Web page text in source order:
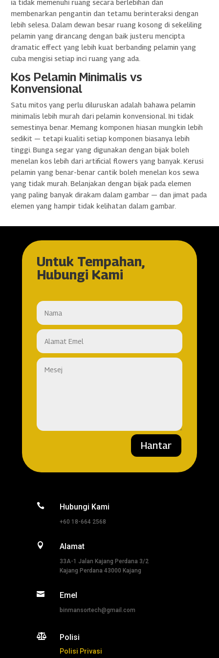
ia tidak memenuhi ruang secara berlebihan dan
membenarkan pengantin dan tetamu berinteraksi dengan
lebih selesa. Dalam dewan besar ruang kosong di sekeliling
pelamin yang dirancang dengan baik justeru mencipta
dramatic effect yang lebih kuat berbanding pelamin yang
cuba mengisi setiap inci ruang yang ada.
Kos Pelamin Minimalis vs
Konvensional
Satu mitos yang perlu diluruskan adalah bahawa pelamin
minimalis lebih murah dari pelamin konvensional. Ini tidak
semestinya benar. Memang komponen hiasan mungkin lebih
sedikit — tetapi kualiti setiap komponen biasanya lebih
tinggi. Bunga segar yang digunakan dengan bijak boleh
menelan kos lebih dari artificial flowers yang banyak. Kerusi
pelamin yang benar-benar cantik boleh menelan kos sewa
yang tidak murah. Belanjakan dengan bijak pada elemen
yang paling banyak dirakam dalam gambar — dan jimat pada
elemen yang hampir tidak kelihatan dalam gambar.
Untuk Tempahan,
Hubungi Kami
Hantar
 Hubungi Kami
+60 18-664 2568
 Alamat
33A-1 Jalan Kajang Perdana 3/2
Kajang Perdana 43000 Kajang
 Emel
binmansortech@gmail.com
 Polisi
Polisi Privasi